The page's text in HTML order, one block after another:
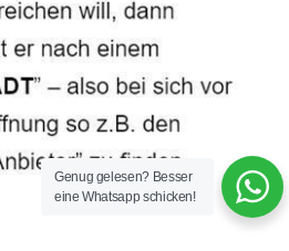
Genug gelesen? Besser
eine Whatsapp schicken!